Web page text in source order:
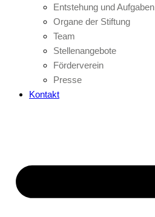
Entstehung und Aufgaben
Organe der Stiftung
Team
Stellenangebote
Förderverein
Presse
Kontakt